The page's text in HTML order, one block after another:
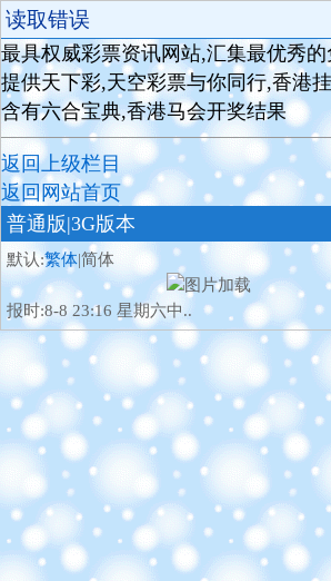
读取错误
最具权威彩票资讯网站,汇集最优秀
提供天下彩,天空彩票与你同行,香港
含有六合宝典,香港马会开奖结果
返回上级栏目
返回网站首页
普通版|3G版本
默认:繁体|简体
报时:8-8 23:16 星期六